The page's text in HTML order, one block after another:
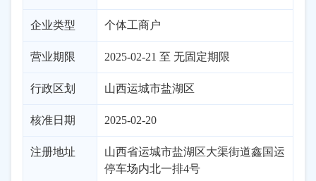
企业类型 个体工商户
营业期限 2025-02-21 至 无固定期限
行政区划 山西运城市盐湖区
核准日期 2025-02-20
注册地址
山西省运城市盐湖区大渠街道鑫国运
停车场内北一排4号